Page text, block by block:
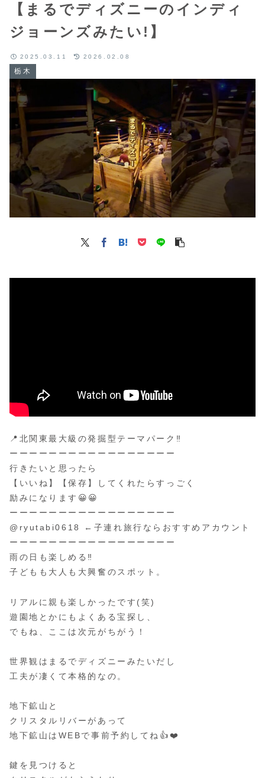
【まるでディズニーのインディ
ジョーンズみたい!】
栃木
2025.03.11 2026.02.08
📍北関東最大級の発掘型テーマパーク‼
ーーーーーーーーーーーーーーーーー
行きたいと思ったら
【いいね】【保存】してくれたらすっごく
励みになります😀😀
ーーーーーーーーーーーーーーーーー
@ryutabi0618 ←子連れ旅行ならおすすめアカウント
ーーーーーーーーーーーーーーーーー
雨の日も楽しめる‼
子どもも大人も大興奮のスポット。
リアルに親も楽しかったです(笑)
遊園地とかにもよくある宝探し、
でもね、ここは次元がちがう！
世界観はまるでディズニーみたいだし
工夫が凄くて本格的なの。
地下鉱山と
クリスタルリバーがあって
地下鉱山はWEBで事前予約してね👍❤️
鍵を見つけると